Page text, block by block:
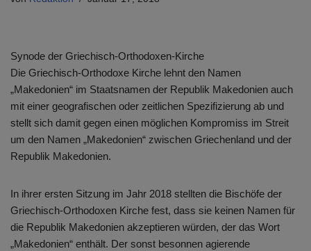
Synode der Griechisch-Orthodoxen-Kirche
Die Griechisch-Orthodoxe Kirche lehnt den Namen
„Makedonien“ im Staatsnamen der Republik Makedonien auch
mit einer geografischen oder zeitlichen Spezifizierung ab und
stellt sich damit gegen einen möglichen Kompromiss im Streit
um den Namen „Makedonien“ zwischen Griechenland und der
Republik Makedonien.
In ihrer ersten Sitzung im Jahr 2018 stellten die Bischöfe der
Griechisch-Orthodoxen Kirche fest, dass sie keinen Namen für
die Republik Makedonien akzeptieren würden, der das Wort
„Makedonien“ enthält. Der sonst besonnen agierende